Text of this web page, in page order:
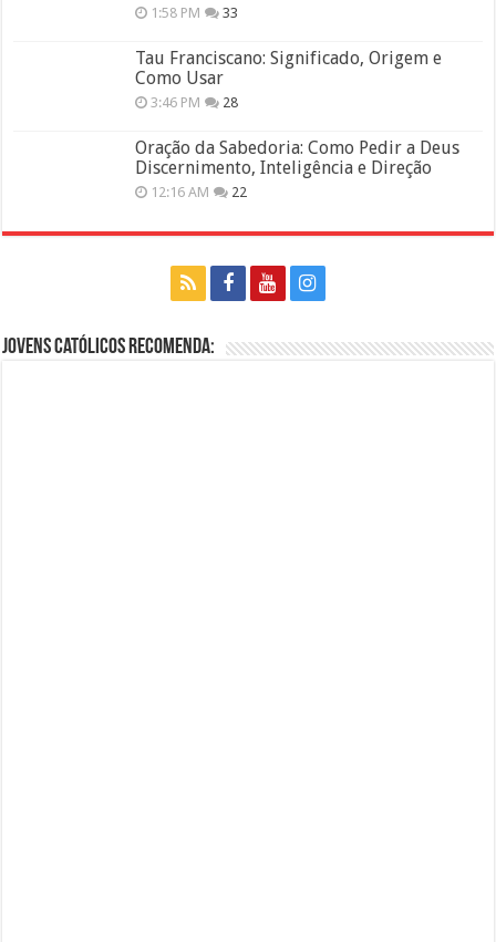
1:58 PM 33
Tau Franciscano: Significado, Origem e
Como Usar
3:46 PM 28
Oração da Sabedoria: Como Pedir a Deus
Discernimento, Inteligência e Direção
12:16 AM 22
Jovens Católicos Recomenda: